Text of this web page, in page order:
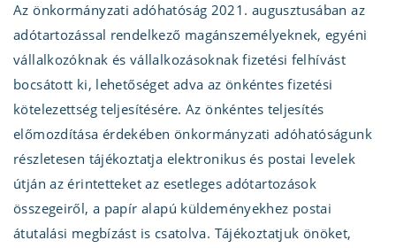
Az önkormányzati adóhatóság 2021. augusztusában az
adótartozással rendelkező magánszemélyeknek, egyéni
vállalkozóknak és vállalkozásoknak fizetési felhívást
bocsátott ki, lehetőséget adva az önkéntes fizetési
kötelezettség teljesítésére. Az önkéntes teljesítés
előmozdítása érdekében önkormányzati adóhatóságunk
részletesen tájékoztatja elektronikus és postai levelek
útján az érintetteket az esetleges adótartozások
összegeiről, a papír alapú küldeményekhez postai
átutalási megbízást is csatolva. Tájékoztatjuk önöket,